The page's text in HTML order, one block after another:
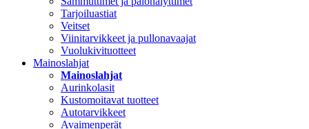
Tarjoiluastiat
Veitset
Viinitarvikkeet ja pullonavaajat
Vuolukivituotteet
Mainoslahjat
Mainoslahjat
Aurinkolasit
Kustomoitavat tuotteet
Autotarvikkeet
Avaimenperät